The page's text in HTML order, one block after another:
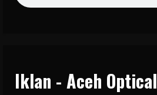
Iklan - Aceh Optical